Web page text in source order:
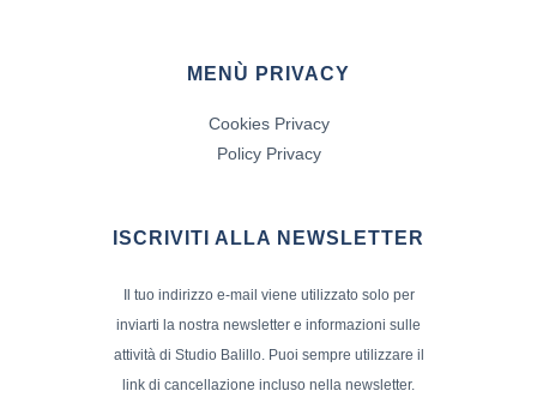
MENÙ PRIVACY
Cookies Privacy
Policy Privacy
ISCRIVITI ALLA NEWSLETTER
Il tuo indirizzo e-mail viene utilizzato solo per
inviarti la nostra newsletter e informazioni sulle
attività di Studio Balillo. Puoi sempre utilizzare il
link di cancellazione incluso nella newsletter.